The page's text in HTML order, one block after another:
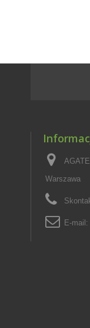
Warszawa
E-mail: